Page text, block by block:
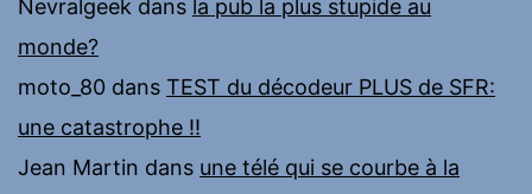
Nevralgeek dans la pub la plus stupide au
monde?
moto_80 dans TEST du décodeur PLUS de SFR:
une catastrophe !!
Jean Martin dans une télé qui se courbe à la